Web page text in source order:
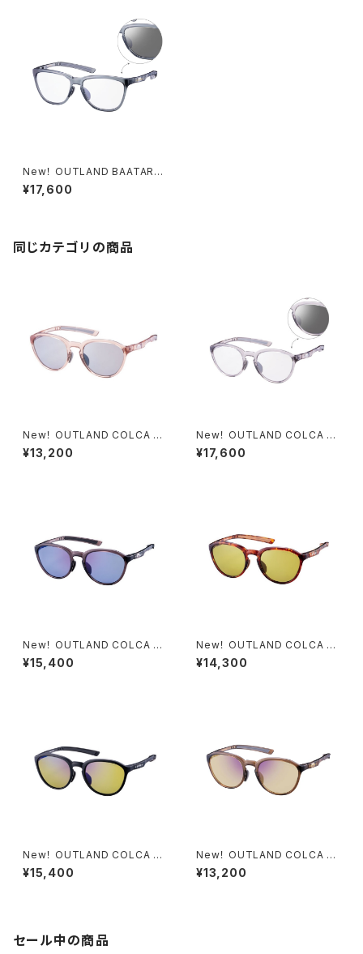
New！ OUTLAND BAATARA
OL600-4566Z GRY
¥17,600
同じカテゴリの商品
New！ OUTLAND COLCA O
L700-0353 BE
¥13,200
New！ OUTLAND COLCA O
L700-4566Z LGR
¥17,600
New！ OUTLAND COLCA O
L700-0167 GRY
¥15,400
New！ OUTLAND COLCA O
L700-0368 DMBR
¥14,300
New！ OUTLAND COLCA O
L700-0168 MBK
¥15,400
New！ OUTLAND COLCA O
L700-0121
¥13,200
セール中の商品